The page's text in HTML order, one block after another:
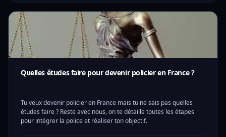
Quelles études faire pour devenir policier en France ?
Tu veux devenir policier en France mais tu ne sais pas quelles
études faire ? Reste avec nous, on te détaille toutes les étapes
pour intégrer la police et réaliser ton objectif.